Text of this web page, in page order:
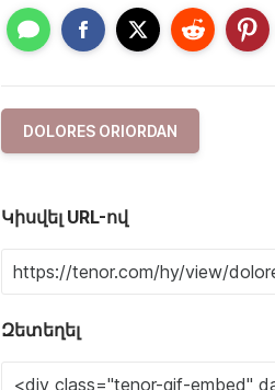
DOLORES ORIORDAN
Կիսվել URL-ով
Զետեղել